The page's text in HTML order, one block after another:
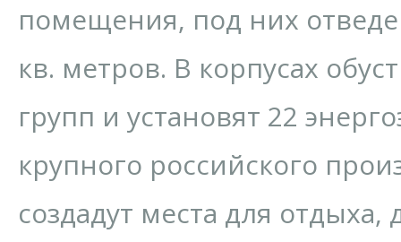
помещения, под них
кв. метров. В корпусах
групп и установят 22
крупного российского
создадут места для отдыха,